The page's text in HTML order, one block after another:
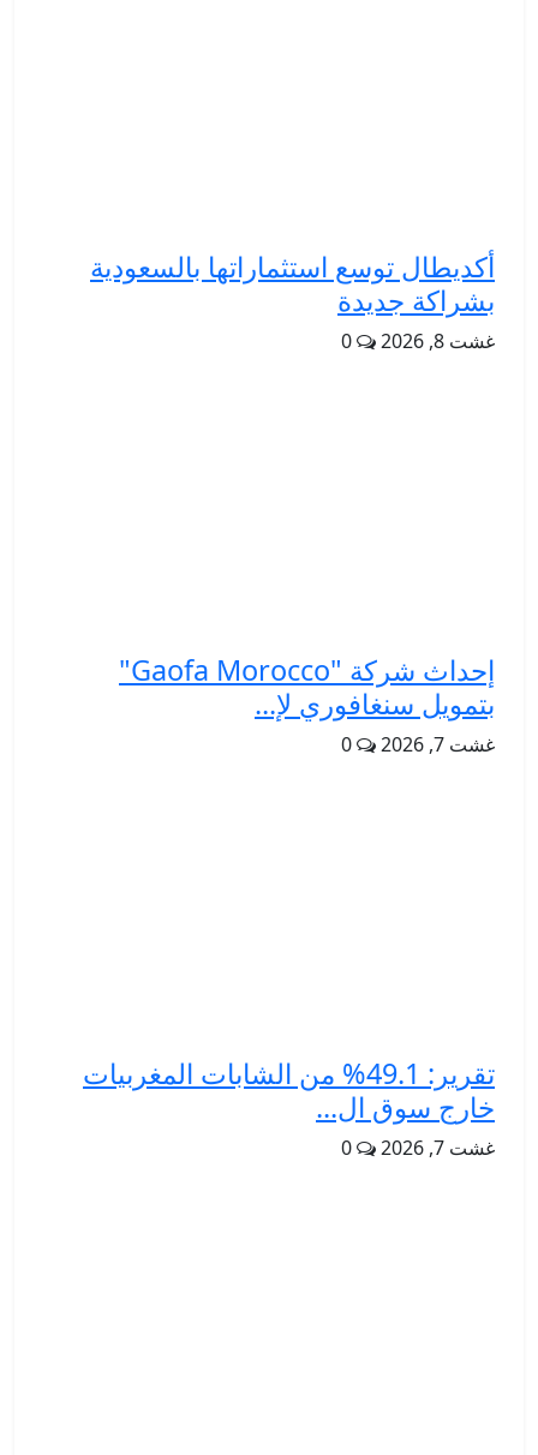
أكديطال توسع استثماراتها بالسعودية
بشراكة جديدة
غشت 8, 2026 0
إحداث شركة "Gaofa Morocco"
بتمويل سنغافوري لإ...
غشت 7, 2026 0
تقرير: 49.1% من الشابات المغربيات
خارج سوق ال...
غشت 7, 2026 0